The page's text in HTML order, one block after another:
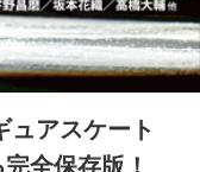
ュアスケート
全保存版！